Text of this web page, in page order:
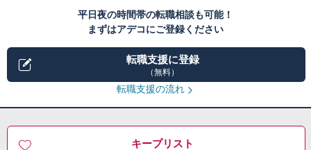
平日夜の時間帯の転職相談も可能！
まずはアデコにご登録ください
転職支援に登録
（無料）
転職支援の流れ
キープリスト